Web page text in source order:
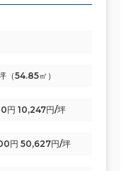
（54.85㎡）
円 10,247円/坪
円 50,627円/坪